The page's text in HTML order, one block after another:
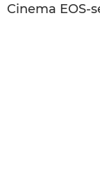
Cinema EOS-